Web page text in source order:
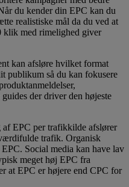
du kender din EPC kan du
realistiske mål da du ved at
klik med rimelighed giver
kan afsløre hvilket format
publikum så du kan fokusere
der driver den højeste
EPC per trafikkilde afslører
trafik. Organisk
Social media kan have lav
meget høj EPC fra
at EPC er højere end CPC for